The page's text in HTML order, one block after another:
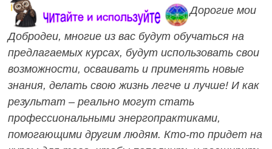
Дорогие мои
Добродеи, многие из вас будут обучаться на
предлагаемых курсах, будут использовать свои
возможности, осваивать и применять новые
знания, делать свою жизнь легче и лучше! И как
результат – реально могут стать
профессиональными энергопрактиками,
помогающими другим людям. Кто-то придет на